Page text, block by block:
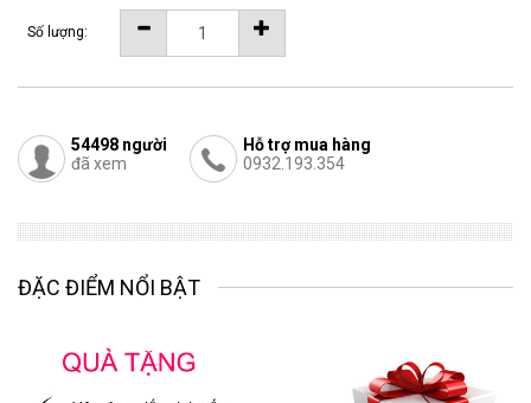
Số lượng:
54498 người
đã xem
Hỗ trợ mua hàng
0932.193.354
ĐẶC ĐIỂM NỔI BẬT